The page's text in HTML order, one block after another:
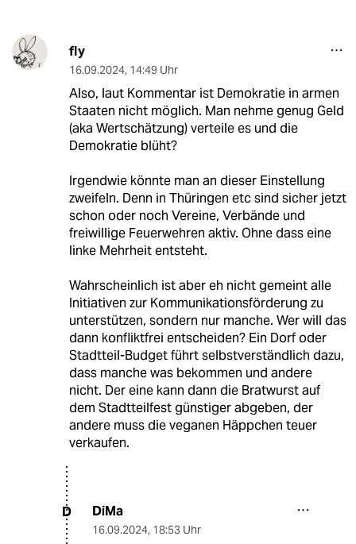
fly
16.09.2024, 14:49 Uhr
Also, laut Kommentar ist Demokratie in armen
Staaten nicht möglich. Man nehme genug Geld
(aka Wertschätzung) verteile es und die
Demokratie blüht?
Irgendwie könnte man an dieser Einstellung
zweifeln. Denn in Thüringen etc sind sicher jetzt
schon oder noch Vereine, Verbände und
freiwillige Feuerwehren aktiv. Ohne dass eine
linke Mehrheit entsteht.
Wahrscheinlich ist aber eh nicht gemeint alle
Initiativen zur Kommunikationsförderung zu
unterstützen, sondern nur manche. Wer will das
dann konfliktfrei entscheiden? Ein Dorf oder
Stadtteil-Budget führt selbstverständlich dazu,
dass manche was bekommen und andere
nicht. Der eine kann dann die Bratwurst auf
dem Stadtteilfest günstiger abgeben, der
andere muss die veganen Häppchen teuer
verkaufen.
D DiMa
16.09.2024, 18:53 Uhr